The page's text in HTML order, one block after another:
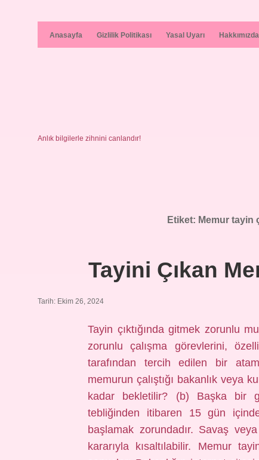
Anasayfa Gizlilik Politikası Yasal Uyarı Hakkımızda
Anlık bilgilerle zihnini canlandır!
Etiket: Memur tayin
Tayini Çıkan
Tarih: Ekim 26, 2024
Tayin çıktığında gitmek zorunlu
zorunlu çalışma görevlerini,
tarafından tercih edilen bir
memurun çalıştığı bakanlık veya
kadar bekletilir? (b) Başka bir
tebliğinden itibaren 15 gün
başlamak zorundadır. Savaş
kararıyla kısaltılabilir. Memur